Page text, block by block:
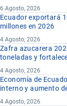
6 Agosto, 2026
Ecuador exportará
millones en 2026
4 Agosto, 2026
Zafra azucarera
toneladas y
4 Agosto, 2026
Economía de
interno y aumento
4 Agosto, 2026